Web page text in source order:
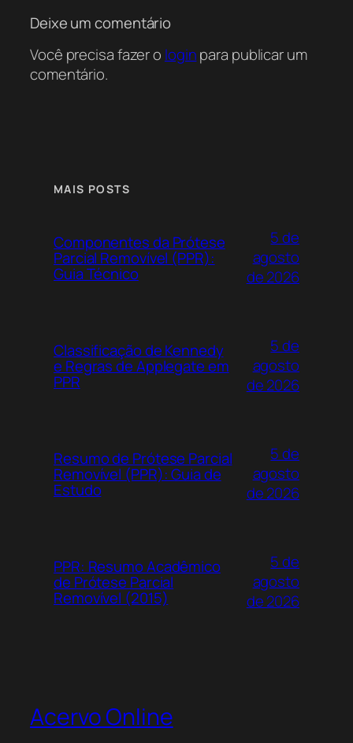
Deixe um comentário
Você precisa fazer o loginpara publicar um
comentário.
MAIS POSTS
Componentes da Prótese
Parcial Removível (PPR):
Guia Técnico
5 de
agosto
de 2026
Classificação de Kennedy
e Regras de Applegate em
PPR
5 de
agosto
de 2026
Resumo de Prótese Parcial
Removível (PPR): Guia de
Estudo
5 de
agosto
de 2026
PPR: Resumo Acadêmico
de Prótese Parcial
Removível (2015)
5 de
agosto
de 2026
Acervo Online